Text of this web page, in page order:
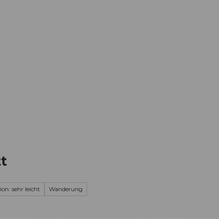
sehr leicht Wanderung